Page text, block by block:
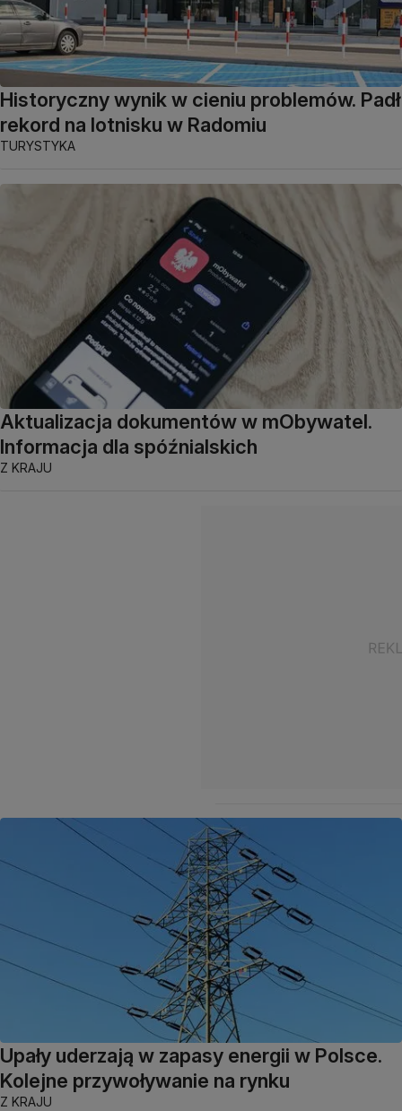
Historyczny wynik w cieniu problemów. Padł
rekord na lotnisku w Radomiu
TURYSTYKA
Aktualizacja dokumentów w mObywatel.
Informacja dla spóźnialskich
Z KRAJU
Upały uderzają w zapasy energii w Polsce.
Kolejne przywoływanie na rynku
Z KRAJU